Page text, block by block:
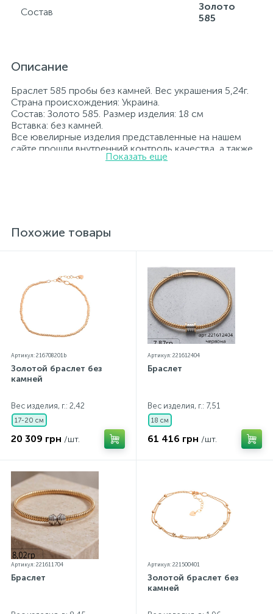
Состав
Золото
585
Описание
Браслет 585 пробы без камней. Вес украшения 5,24г.
Страна происхождения: Украина.
Состав: Золото 585. Размер изделия: 18 см
Вставка: без камней.
Все ювелирные изделия представленные на нашем
сайте прошли внутренний контроль качества, а также
контроль государственной пробирной службой
особенностей цветопередачи экрана
Показать еще
Похожие товары
Артикул: 216708201b
Золотой браслет без
камней
Вес изделия, г.: 2,42
17-20 см
20 309 грн /шт.
Артикул: 221612404
Браслет
Вес изделия, г.: 7,51
18 см
61 416 грн /шт.
Артикул: 221611704
Браслет
Артикул: 221500401
Золотой браслет без
камней